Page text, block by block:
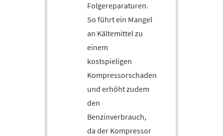
Folgereparaturen.
So führt ein Mangel
an Kältemittel zu
einem
kostspieligen
Kompressorschaden
und erhöht zudem
den
Benzinverbrauch,
da der Kompressor